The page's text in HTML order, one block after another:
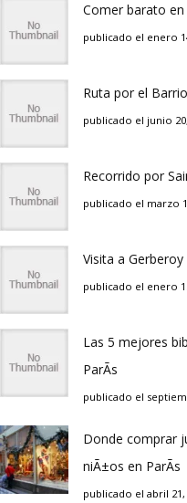
Comer barato en
publicado el enero
Ruta por el
publicado el junio
Recorrido por
publicado el marzo
Visita a Gerberoy
publicado el enero
Las 5 mejores
ParÃ­s
publicado el
Donde comprar
niÃ±os en ParÃ­s
publicado el abril 21,